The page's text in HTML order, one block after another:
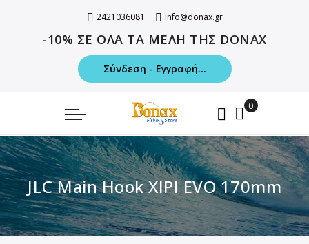
2421036081 info@donax.gr
-10% ΣΕ ΟΛΑ ΤΑ ΜΕΛΗ ΤΗΣ DONAX
Σύνδεση - Εγγραφή...
JLC Main Hook XIPI EVO 170mm